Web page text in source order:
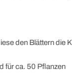
den Blättern die
für ca. 50 Pflanzen